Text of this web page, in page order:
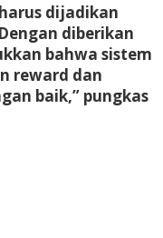
dijadikan
diberikan
bahwa sistem
reward dan
baik,” pungkas